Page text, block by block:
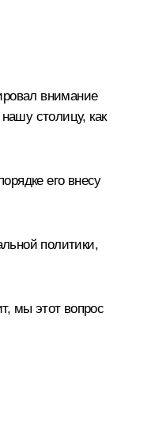
внимание
столицу, как
его внесу
политики,
мы этот вопрос